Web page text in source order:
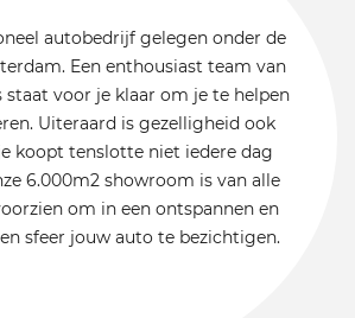
autobedrijf gelegen onder de
Een enthousiast team van
staat voor je klaar om je te helpen
Uiteraard is gezelligheid ook
koopt tenslotte niet iedere dag
6.000m2 showroom is van alle
om in een ontspannen en
sfeer jouw auto te bezichtigen.